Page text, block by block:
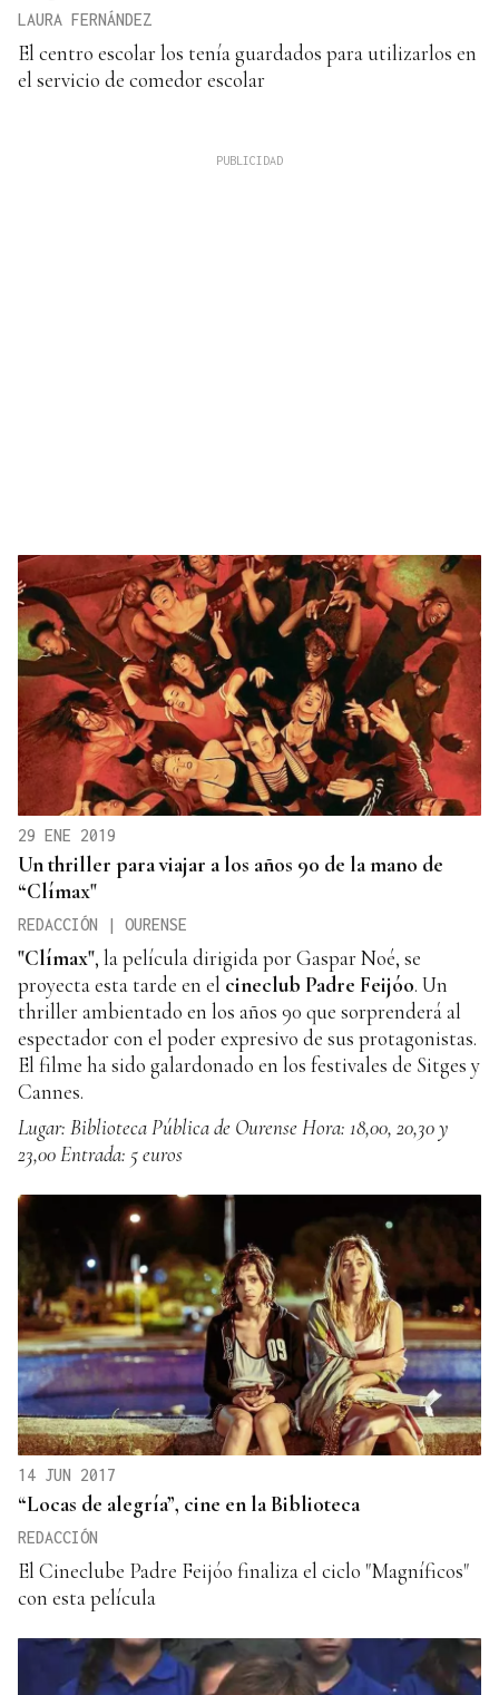
LAURA FERNÁNDEZ
El centro escolar los tenía guardados para utilizarlos en
el servicio de comedor escolar
29 ENE 2019
Un thriller para viajar a los años 90 de la mano de
“Clímax"
REDACCIÓN | OURENSE
"Clímax", la película dirigida por Gaspar Noé, se
proyecta esta tarde en el cineclub Padre Feijóo. Un
thriller ambientado en los años 90 que sorprenderá al
espectador con el poder expresivo de sus protagonistas.
El filme ha sido galardonado en los festivales de Sitges y
Cannes.
Lugar: Biblioteca Pública de OurenseHora: 18,00, 20,30 y
23,00Entrada: 5 euros
14 JUN 2017
“Locas de alegría”, cine en la Biblioteca
REDACCIÓN
El Cineclube Padre Feijóo finaliza el ciclo "Magníficos"
con esta película